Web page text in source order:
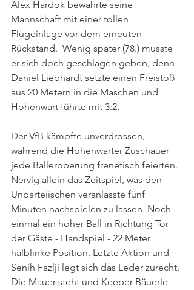
Alex Hardok bewahrte seine
Mannschaft mit einer tollen
Flugeinlage vor dem erneuten
Rückstand.  Wenig später (78.) musste
er sich doch geschlagen geben, denn
Daniel Liebhardt setzte einen Freistoß
aus 20 Metern in die Maschen und
Hohenwart führte mit 3:2.
Der VfB kämpfte unverdrossen,
während die Hohenwarter Zuschauer
jede Balleroberung frenetisch feierten.
Nervig allein das Zeitspiel, was den
Unparteiischen veranlasste fünf
Minuten nachspielen zu lassen. Noch
einmal ein hoher Ball in Richtung Tor
der Gäste - Handspiel - 22 Meter
halblinke Position. Letzte Aktion und
Senih Fazlji legt sich das Leder zurecht.
Die Mauer steht und Keeper Bäuerle